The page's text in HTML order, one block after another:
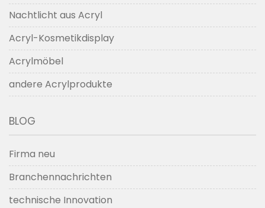
Nachtlicht aus Acryl
Acryl-Kosmetikdisplay
Acrylmöbel
andere Acrylprodukte
BLOG
Firma neu
Branchennachrichten
technische Innovation